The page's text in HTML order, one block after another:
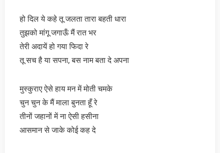
हो दिल ये कहे तू जलता तारा बहती धारा
तुझको मांगू जगाऊँ मैं रात भर
तेरी अदायें हो गया फिदा रे
तू सच है या सपना, बस नाम बता दे अपना
मुस्कुराए ऐसे हाय मन में मोती चमके
चुन चुन के मैं माला बुनता हूँ रे
तीनों जहानों में ना ऐसी हसीना
आसमान से जाके कोई कह दे